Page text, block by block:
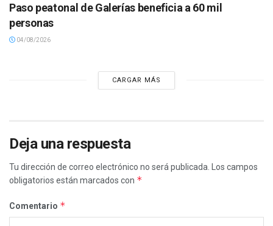
Paso peatonal de Galerías beneficia a 60 mil
personas
04/08/2026
CARGAR MÁS
Deja una respuesta
Tu dirección de correo electrónico no será publicada.
Los campos
obligatorios están marcados con *
Comentario *